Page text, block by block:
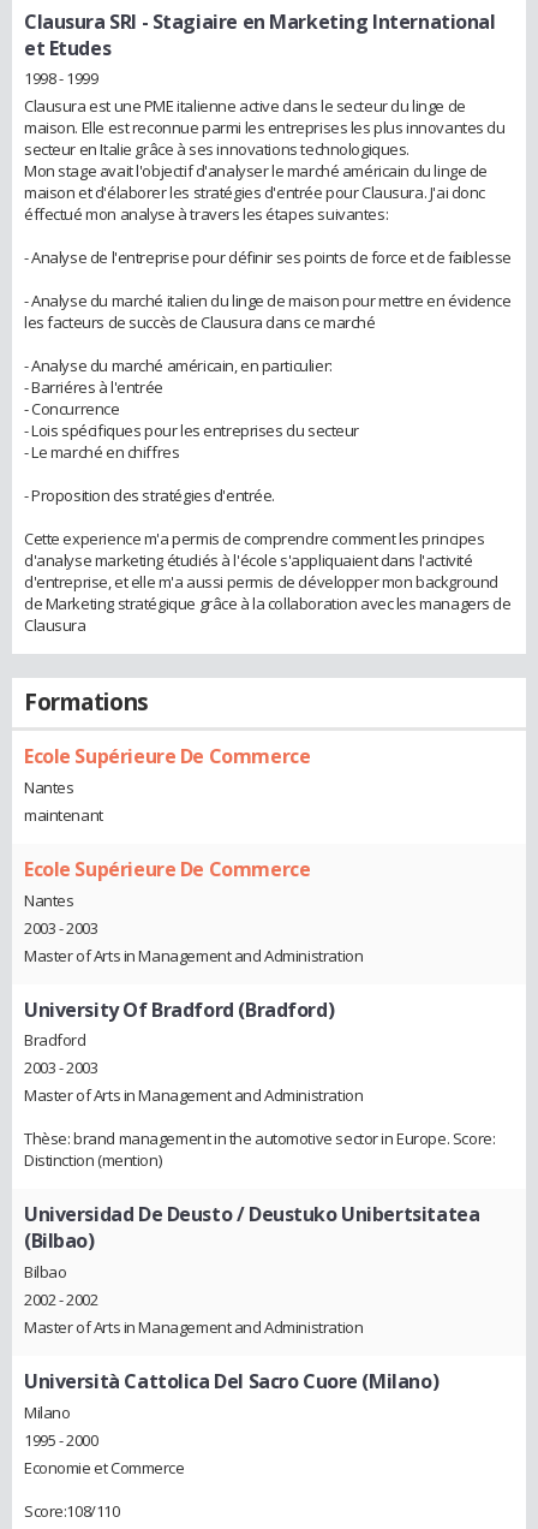
Clausura SRl - Stagiaire en Marketing International
et Etudes
1998 - 1999
Clausura est une PME italienne active dans le secteur du linge de
maison. Elle est reconnue parmi les entreprises les plus innovantes du
secteur en Italie grâce à ses innovations technologiques.
Mon stage avait l'objectif d'analyser le marché américain du linge de
maison et d'élaborer les stratégies d'entrée pour Clausura. J'ai donc
éffectué mon analyse à travers les étapes suivantes:
- Analyse de l'entreprise pour définir ses points de force et de faiblesse
- Analyse du marché italien du linge de maison pour mettre en évidence
les facteurs de succès de Clausura dans ce marché
- Analyse du marché américain, en particulier:
- Barriéres à l'entrée
- Concurrence
- Lois spécifiques pour les entreprises du secteur
- Le marché en chiffres
- Proposition des stratégies d'entrée.
Cette experience m'a permis de comprendre comment les principes
d'analyse marketing étudiés à l'école s'appliquaient dans l'activité
d'entreprise, et elle m'a aussi permis de développer mon background
de Marketing stratégique grâce à la collaboration avec les managers de
Clausura
Formations
Ecole Supérieure De Commerce
Nantes
maintenant
Ecole Supérieure De Commerce
Nantes
2003 - 2003
Master of Arts in Management and Administration
University Of Bradford (Bradford)
Bradford
2003 - 2003
Master of Arts in Management and Administration
Thèse: brand management in the automotive sector in Europe. Score:
Distinction (mention)
Universidad De Deusto / Deustuko Unibertsitatea
(Bilbao)
Bilbao
2002 - 2002
Master of Arts in Management and Administration
Università Cattolica Del Sacro Cuore (Milano)
Milano
1995 - 2000
Economie et Commerce
Score:108/110